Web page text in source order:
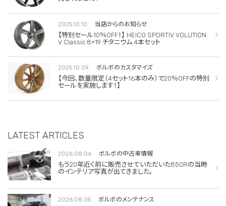
2025.10.10 当店からのお知らせ
【特別セール10％OFF！】 HEICO SPORTIV VOLUTION
V Classic 8×19 チタニウム 4本セット
2025.10.09 ボルボのカスタマイズ
【今回、数量限定（4セット16本のみ）で20％OFFの特別
セールを実施します！】
LATEST ARTICLES
2026.08.06 ボルボの中古車情報
もう20年近く前に販売させていただいた850Rの当時
のインテリア写真が出てきました。
2026.08.05 ボルボのメンテナンス